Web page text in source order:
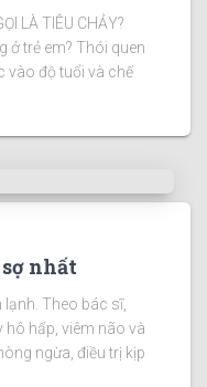
LÀ TIÊU CHẢY?
ở trẻ em? Thói quen
vào độ tuổi và chế
nhất
Theo bác sĩ,
hô hấp, viêm não và
ngừa, điều trị kịp